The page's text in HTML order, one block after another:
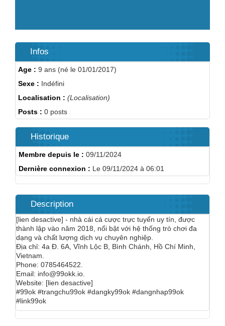
Infos
Age : 9 ans (né le 01/01/2017)
Sexe : Indéfini
Localisation : (Localisation)
Posts : 0 posts
Historique
Membre depuis le : 09/11/2024
Dernière connexion : Le 09/11/2024 à 06:01
Description
[lien desactive] - nhà cái cá cược trực tuyến uy tín, được
thành lập vào năm 2018, nổi bật với hệ thống trò chơi đa
dạng và chất lượng dịch vụ chuyên nghiệp.
Địa chỉ: 4a Đ. 6A, Vĩnh Lộc B, Bình Chánh, Hồ Chí Minh,
Vietnam.
Phone: 0785464522.
Email: info@99okk.io.
Website: [lien desactive]
#99ok #trangchu99ok #dangky99ok #dangnhap99ok
#link99ok